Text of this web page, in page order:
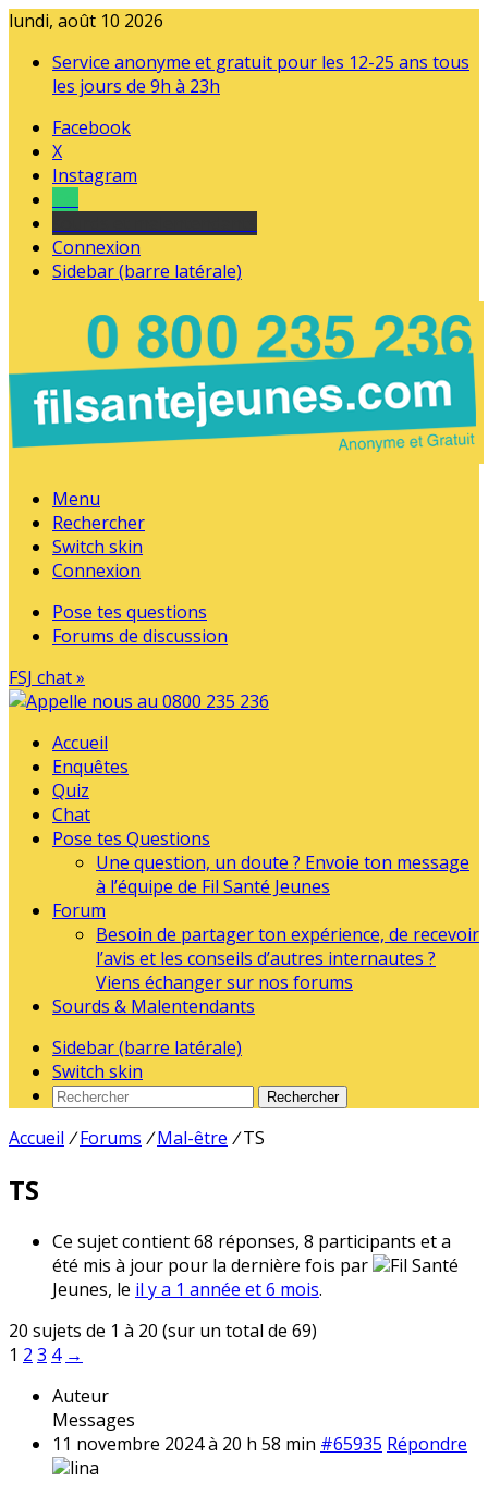
lundi, août 10 2026
Service anonyme et gratuit pour les 12-25 ans tous
les jours de 9h à 23h
Facebook
X
Instagram
Connexion
Sidebar (barre latérale)
Menu
Rechercher
Switch skin
Connexion
Pose tes questions
Forums de discussion
FSJ chat »
Accueil
Enquêtes
Quiz
Chat
Pose tes Questions
Une question, un doute ? Envoie ton message
à l’équipe de Fil Santé Jeunes
Forum
Besoin de partager ton expérience, de recevoir
l’avis et les conseils d’autres internautes ?
Viens échanger sur nos forums
Sourds & Malentendants
Sidebar (barre latérale)
Switch skin
Rechercher
Accueil / Forums / Mal-être / TS
TS
Ce sujet contient 68 réponses, 8 participants et a
été mis à jour pour la dernière fois par
Fil Santé
Jeunes, le il y a 1 année et 6 mois.
20 sujets de 1 à 20 (sur un total de 69)
1 2 3 4 →
Auteur
Messages
11 novembre 2024 à 20 h 58 min #65935 Répondre
lina